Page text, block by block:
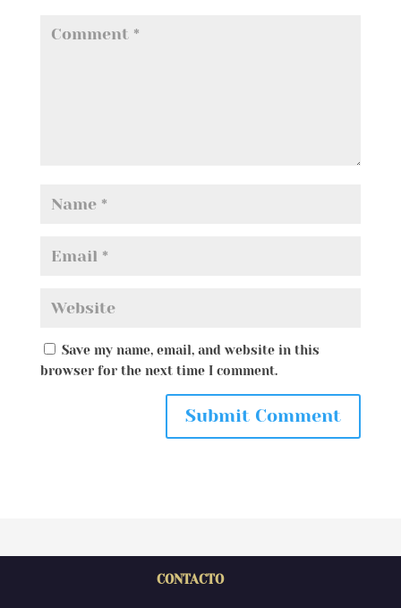
Save my name, email, and website in this
browser for the next time I comment.
CONTACTO